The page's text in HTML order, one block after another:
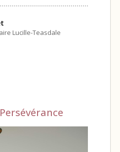
Lucille-Teasdale
Persévérance